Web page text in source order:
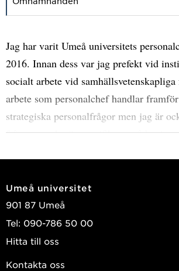
Jag har varit Umeå universitets
2016. Innan dess var jag prefekt vid
socialt arbete vid
arbete som personalchef handlar
strategiska personalfrågor men jag är
frågor som berör specifika områden
Umeå universitet
901 87 Umeå
Tel: 090-786 50 00
Hitta till oss
Kontakta oss